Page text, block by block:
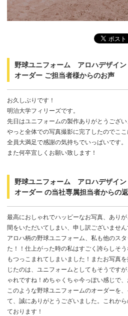
野球ユニフォーム アロハデザイ
オーダー ご担当者様からのお声
お久しぶりです！
明治大学フィリーズです。
先日はユニフォームの製作ありがとうござい
やっと全体での写真撮影に完了したのでここ
全員大満足で感謝の気持ちでいっぱいです。
また何卒宜しくお願い致します！
野球ユニフォーム アロハデザイ
オーダー の当社専属担当者からの
最高におしゃれでハッピーなお写真、あり
間をいただいてしまい、申し訳ございませ
アロハ柄の野球ユニフォーム、私も他のス
た！！仕上がった時の私はすごく誇らしそ
もつっこまれてしまいました！またお写真
じたのは、ユニフォームとしてもそうです
ゃれですね！めちゃくちゃ今っぽい感じで
このような野球ユニフォームのオーダーを
て、誠にありがとうございました。これか
ております！